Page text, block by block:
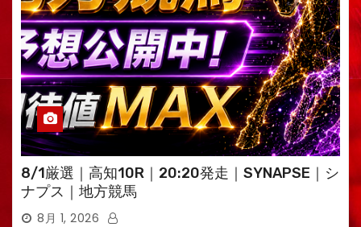
8/1厳選｜高知10R｜20:20発走｜SYNAPSE｜シ
ナプス｜地方競馬
8月 1, 2026